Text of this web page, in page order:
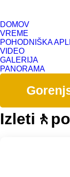
DOMOV
VREME
POHODNIŠKA
VIDEO
GALERIJA
PANORAMA